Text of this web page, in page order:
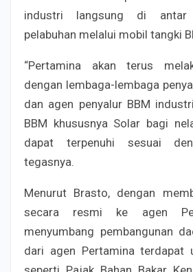
industri langsung di antar
pelabuhan melalui mobil tangki
“Pertamina akan terus
dengan lembaga-lembaga
dan agen penyalur BBM
BBM khususnya Solar bagi
dapat terpenuhi sesuai
tegasnya.
Menurut Brasto, dengan
secara resmi ke agen
menyumbang pembangunan
dari agen Pertamina terdapat